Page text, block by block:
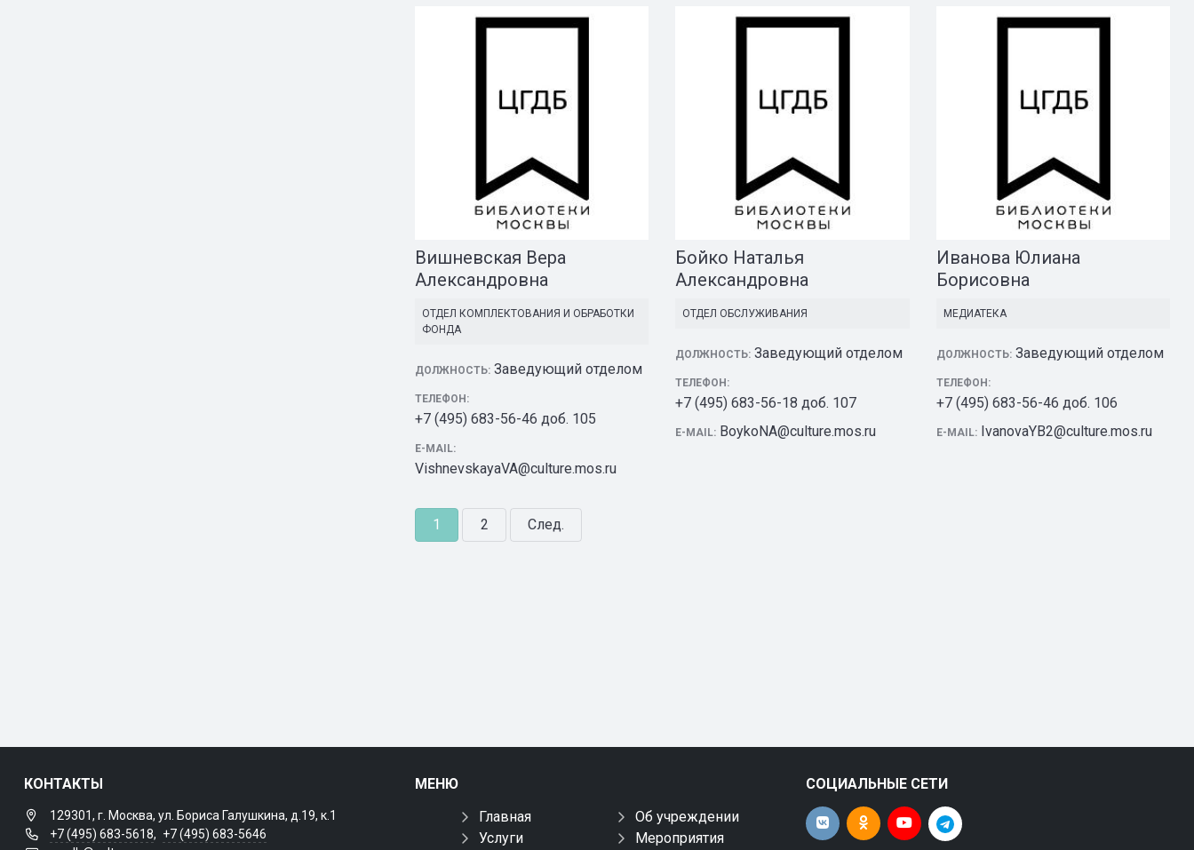
Вишневская Вера
Александровна
ОТДЕЛ КОМПЛЕКТОВАНИЯ И ОБРАБОТКИ
ФОНДА
ДОЛЖНОСТЬ: Заведующий отделом
ТЕЛЕФОН:
+7 (495) 683-56-46 доб. 105
E-MAIL:
VishnevskayaVA@culture.mos.ru
Бойко Наталья
Александровна
ОТДЕЛ ОБСЛУЖИВАНИЯ
ДОЛЖНОСТЬ: Заведующий отделом
ТЕЛЕФОН:
+7 (495) 683-56-18 доб. 107
E-MAIL: BoykoNA@culture.mos.ru
Иванова Юлиана
Борисовна
МЕДИАТЕКА
ДОЛЖНОСТЬ: Заведующий отделом
ТЕЛЕФОН:
+7 (495) 683-56-46 доб. 106
E-MAIL: IvanovaYB2@culture.mos.ru
1 2 След.
КОНТАКТЫ
129301, г. Москва, ул. Бориса Галушкина, д.19, к.1
+7 (495) 683-5618, +7 (495) 683-5646
МЕНЮ
Главная
Об учреждении
Услуги
Мероприятия
СОЦИАЛЬНЫЕ СЕТИ